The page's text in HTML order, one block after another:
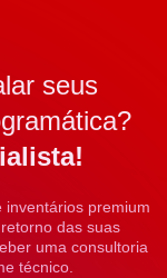
seus
inventários premium
das suas
uma consultoria
técnico.